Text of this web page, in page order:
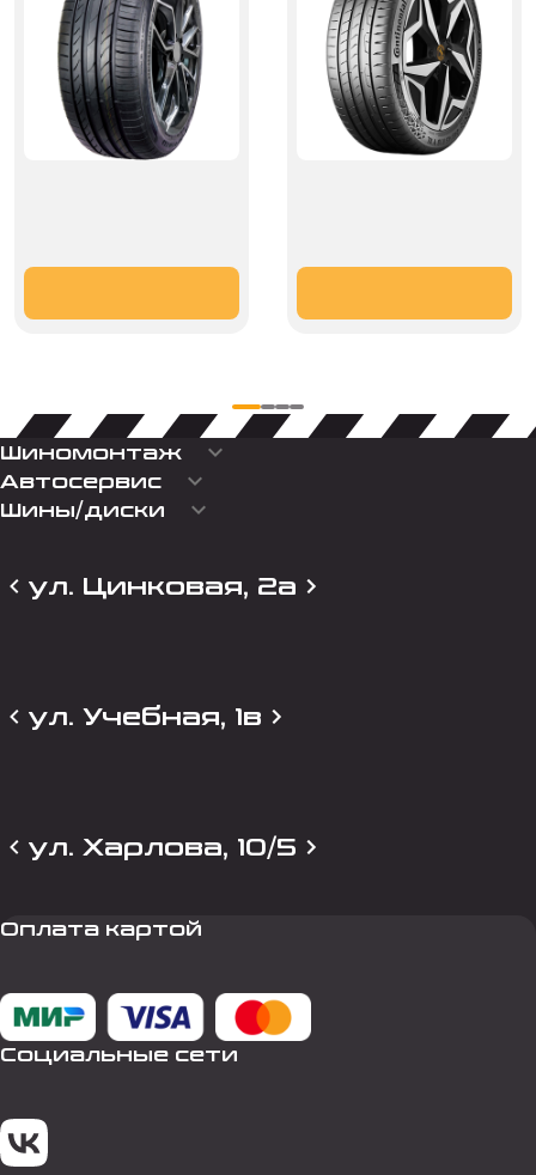
Шиномонтаж keyboard_arrow_down
Автосервис keyboard_arrow_down
Шины/диски keyboard_arrow_down
ул. Цинковая, 2а
ул. Учебная, 1в
ул. Харлова, 10/5
Оплата картой
Социальные сети